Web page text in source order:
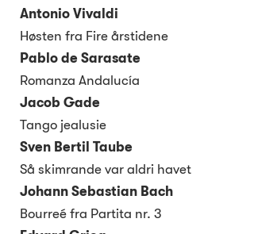
Antonio Vivaldi
Høsten fra Fire årstidene
Pablo de Sarasate
Romanza Andalucía
Jacob Gade
Tango jealusie
Sven Bertil Taube
Så skimrande var aldri havet
Johann Sebastian Bach
Bourreé fra Partita nr. 3